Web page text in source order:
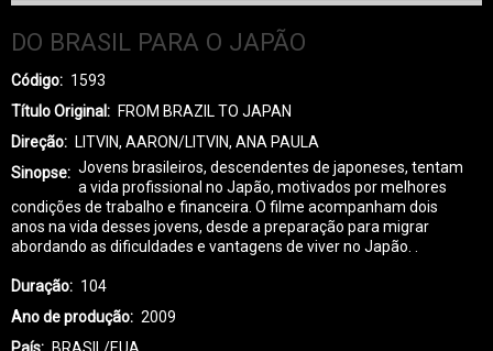
DO BRASIL PARA O JAPÃO
Código
1593
Título Original
FROM BRAZIL TO JAPAN
Direção
LITVIN, AARON/LITVIN, ANA PAULA
Sinopse
Jovens brasileiros, descendentes de japoneses, tentam
a vida profissional no Japão, motivados por melhores
condições de trabalho e financeira. O filme acompanham dois
anos na vida desses jovens, desde a preparação para migrar
abordando as dificuldades e vantagens de viver no Japão. .
Duração
104
Ano de produção
2009